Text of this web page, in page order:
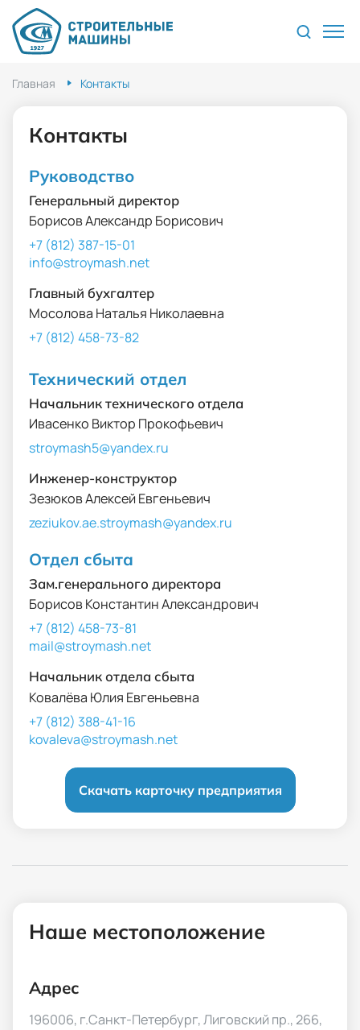
Главная Контакты
Контакты
Руководство
Генеральный директор
Борисов Александр Борисович
+7 (812) 387-15-01
info@stroymash.net
Главный бухгалтер
Мосолова Наталья Николаевна
+7 (812) 458-73-82
Технический отдел
Начальник технического отдела
Ивасенко Виктор Прокофьевич
stroymash5@yandex.ru
Инженер-конструктор
Зезюков Алексей Евгеньевич
zeziukov.ae.stroymash@yandex.ru
Отдел сбыта
Зам.генерального директора
Борисов Константин Александрович
+7 (812) 458-73-81
mail@stroymash.net
Начальник отдела сбыта
Ковалёва Юлия Евгеньевна
+7 (812) 388-41-16
kovaleva@stroymash.net
Скачать карточку предприятия
Наше местоположение
Адрес
196006, г.Санкт-Петербург, Лиговский пр., 266,